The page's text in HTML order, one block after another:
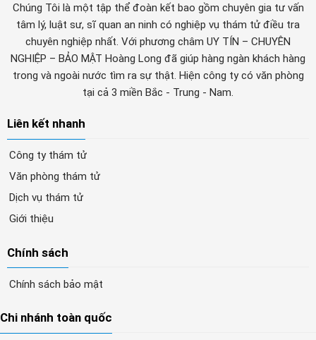
Chúng Tôi là một tập thể đoàn kết bao gồm chuyên gia tư vấn
tâm lý, luật sư, sĩ quan an ninh có nghiệp vụ thám tử điều tra
chuyên nghiệp nhất. Với phương châm UY TÍN – CHUYÊN
NGHIỆP – BẢO MẬT Hoàng Long đã giúp hàng ngàn khách hàng
trong và ngoài nước tìm ra sự thật. Hiện công ty có văn phòng
tại cả 3 miền Bắc - Trung - Nam.
Liên kết nhanh
Công ty thám tử
Văn phòng thám tử
Dịch vụ thám tử
Giới thiệu
Chính sách
Chính sách bảo mật
Chi nhánh toàn quốc